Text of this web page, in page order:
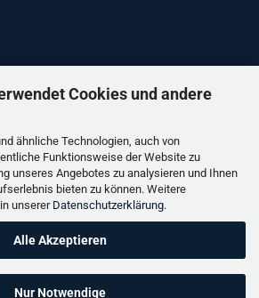
Cookies und andere
ähnliche Technologien, auch von
Funktionsweise der Website zu
unseres Angebotes zu analysieren und Ihnen
bieten zu können. Weitere
unserer Datenschutzerklärung.
Alle Akzeptieren
Nur Notwendige